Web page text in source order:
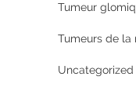
Tumeur
Tumeurs de la
Uncategorized